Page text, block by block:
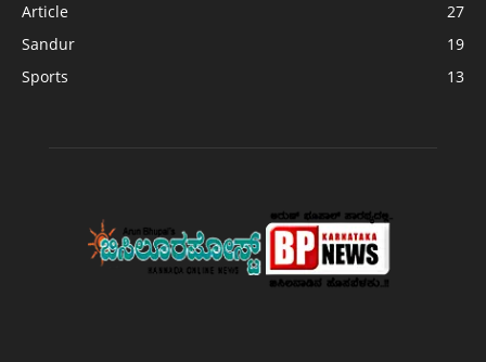
Article
27
Sandur
19
Sports
13